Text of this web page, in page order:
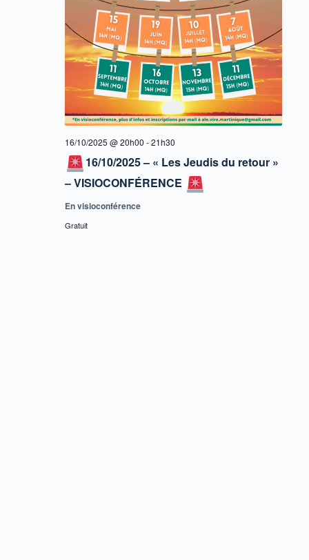
16/10/2025 @ 20h00 -21h30
16/10/2025 – « Les Jeudis du retour »
– VISIOCONFÉRENCE
En visioconférence
Gratuit